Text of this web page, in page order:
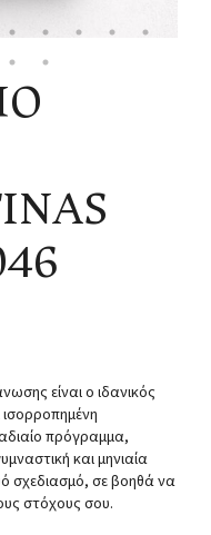
είναι ο ιδανικός
πρόγραμμα,
και μηνιαία
σχεδιασμό, σε βοηθά να
στόχους σου.